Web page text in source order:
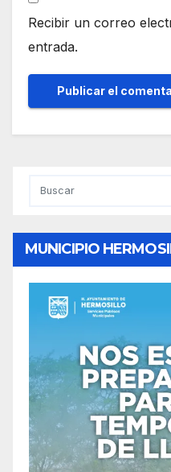
Recibir un correo
entrada.
MUNICIPIO